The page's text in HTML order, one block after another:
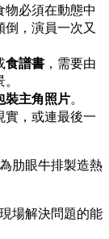
物必須在動態中
，演員一次又
食譜書 ，需要由
裝主角照片。
，或連最後一
肋眼牛排製造熱
場解決問題的能